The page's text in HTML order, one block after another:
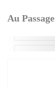
Au Passage